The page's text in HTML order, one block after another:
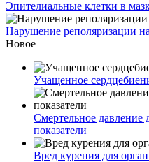
Эпителиальные клетки в
Нарушение реполяризации
Новое
Учащенное
Смертельное давление
показатели
Вред курения для